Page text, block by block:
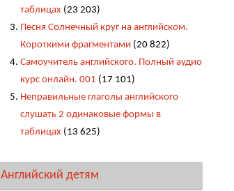
таблицах (23 203)
Песня Солнечный круг на английском.
Короткими фрагментами (20 822)
Самоучитель английского. Полный аудио
курс онлайн. 001 (17 101)
Неправильные глаголы английского
слушать 2 одинаковые формы в
таблицах (13 625)
Английский детям